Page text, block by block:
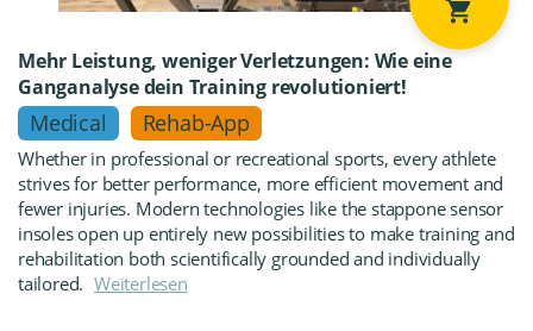
Mehr Leistung, weniger Verletzungen: Wie eine
Ganganalyse dein Training revolutioniert!
Medical Rehab-App
Whether in professional or recreational sports, every athlete
strives for better performance, more efficient movement and
fewer injuries. Modern technologies like the stappone sensor
insoles open up entirely new possibilities to make training and
rehabilitation both scientifically grounded and individually
tailored. Weiterlesen